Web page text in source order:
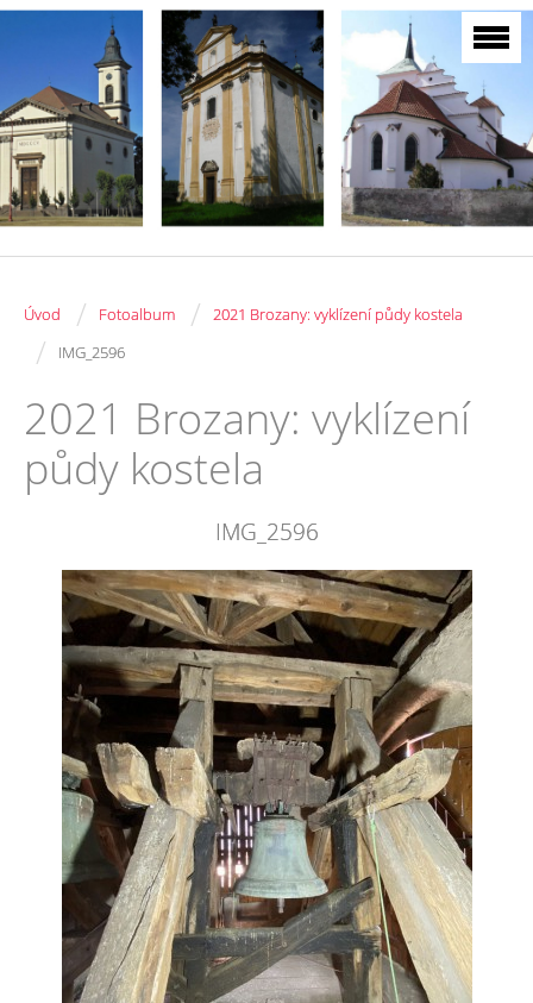
Úvod / Fotoalbum / 2021 Brozany: vyklízení půdy kostela
/ IMG_2596
2021 Brozany: vyklízení
půdy kostela
IMG_2596